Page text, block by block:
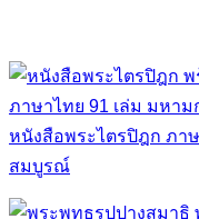
หนังสือพระไตรปิฎก ภา
สมบูรณ์